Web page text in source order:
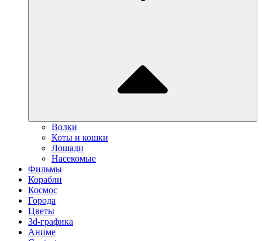
Волки
Коты и кошки
Лошади
Насекомые
Фильмы
Корабли
Космос
Города
Цветы
3d-графика
Аниме